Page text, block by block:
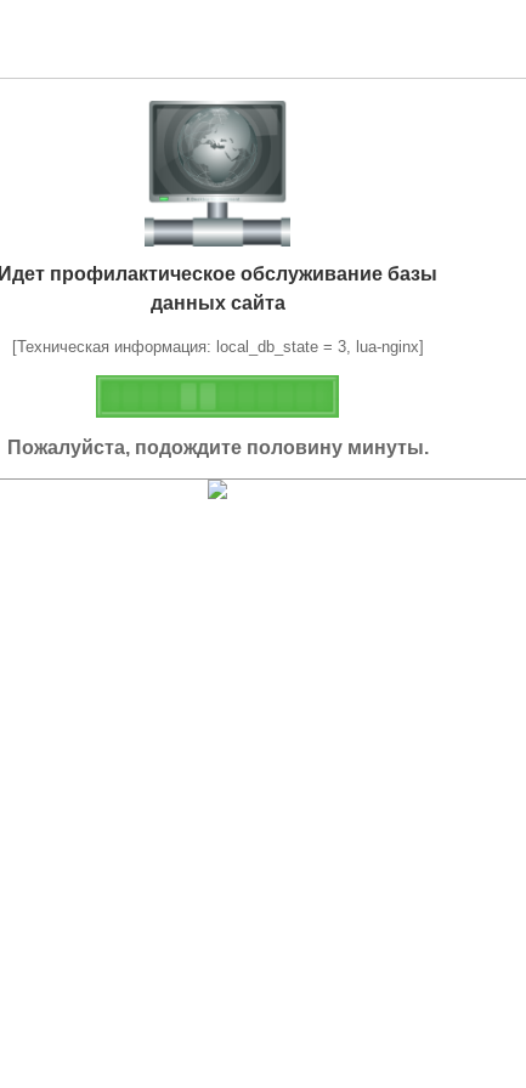
Идет профилактическое обслуживание базы
данных сайта
[Техническая информация: local_db_state = 3, lua-nginx]
Пожалуйста, подождите половину минуты.